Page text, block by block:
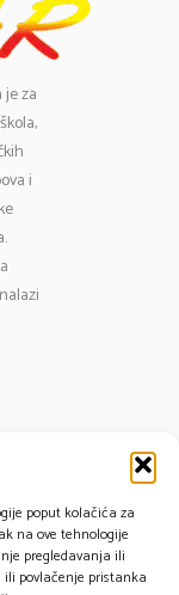
poput kolačića za
na ove tehnologije
pregledavanja ili
povlačenje pristanka
za
i